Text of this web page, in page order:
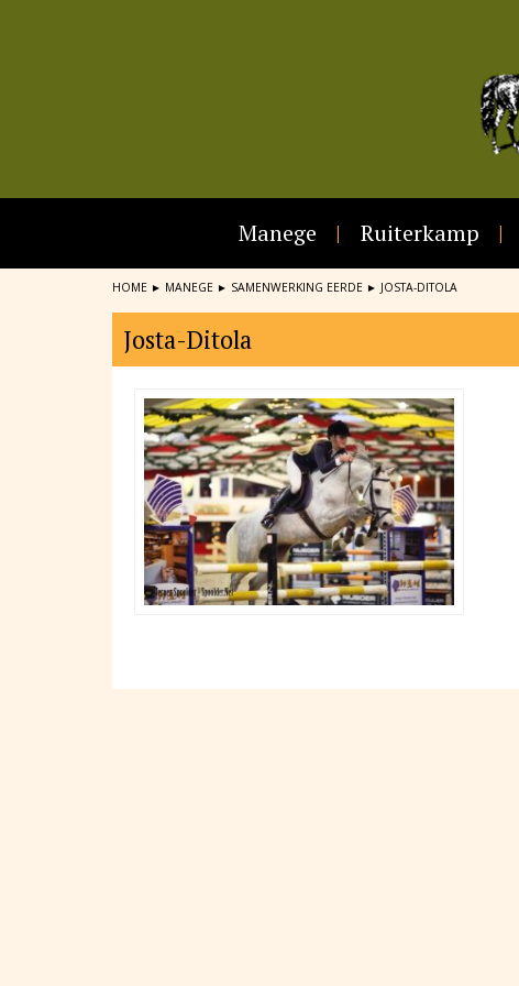
Manege Ruiterkamp
HOME ► MANEGE ► SAMENWERKING EERDE ► JOSTA-DITOLA
Josta-Ditola